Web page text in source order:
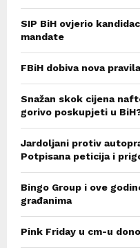
SIP BiH ovjerio
mandate
FBiH dobiva nova
Snažan skok cijena
gorivo poskupjeti u
Jardoljani protiv
Potpisana peticija i
Bingo Group i ove
građanima
Pink Friday u cm-u